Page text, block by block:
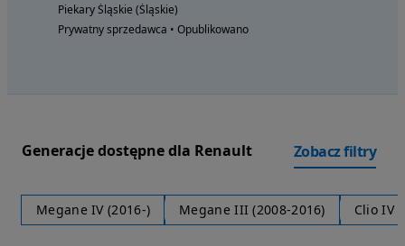
Piekary Śląskie (Śląskie)
Prywatny sprzedawca • Opublikowano
Generacje dostępne dla Renault Zobacz filtry
Megane IV (2016-) Megane III (2008-2016) Clio IV